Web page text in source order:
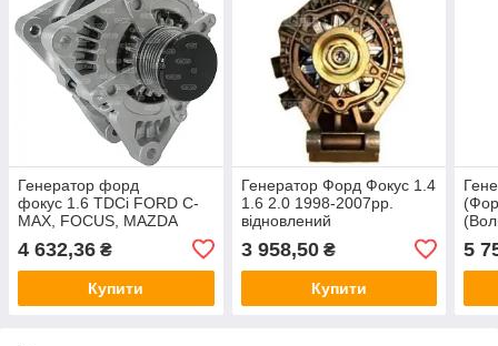
Генератор форд
фокус 1.6 TDCi FORD C-
MAX, FOCUS, MAZDA
C70 120Amp. 2003-
4 632,36 ₴
Купити
Генератор Форд Фокус 1.4
1.6 2.0 1998-2007рр.
відновлений
3 958,50₴
Купити
5